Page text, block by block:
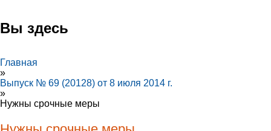
Вы здесь
Главная
»
Выпуск № 69 (20128) от 8 июля 2014 г.
»
Нужны срочные меры